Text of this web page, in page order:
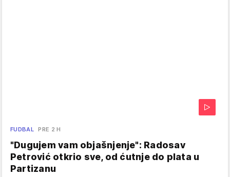
FUDBAL PRE 2 H
"Dugujem vam objašnjenje": Radosav
Petrović otkrio sve, od ćutnje do plata u
Partizanu